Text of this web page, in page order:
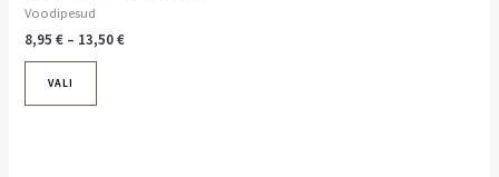
Voodipesud
8,95€ – 13,50€
VALI